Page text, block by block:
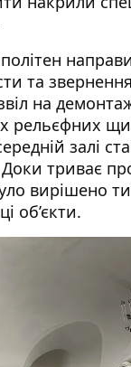
та
на
рельєфних
залі
триває
вирішено
об’єкти.